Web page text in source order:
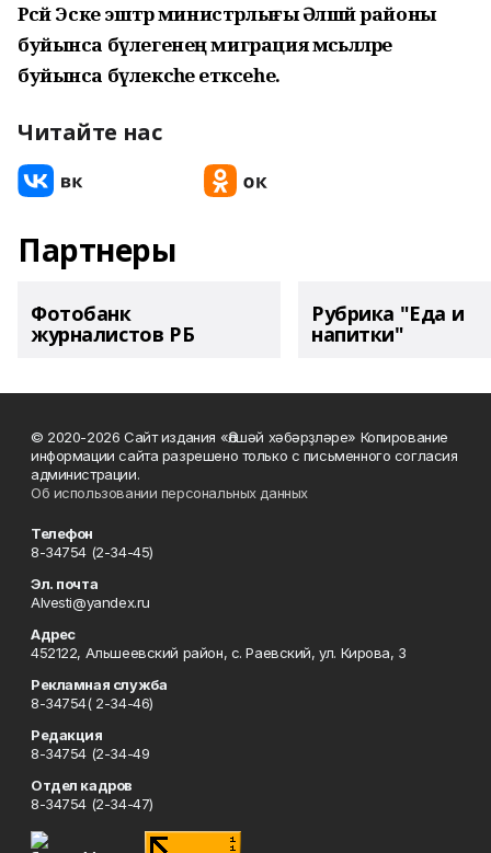
Рәсәй Эске эштәр министрлығы Әлшәй районы
буйынса бүлегенең миграция мәсьәләләре
буйынса бүлексәһе етәксеһе.
Читайте нас
Партнеры
Фотобанк
журналистов РБ
Рубрика "Еда и
напитки"
© 2020-2026 Сайт издания «Әлшәй хәбәрҙләре» Копирование
информации сайта разрешено только с письменного согласия
администрации.
Об использовании персональных данных
Телефон
8-34754 (2-34-45)
Эл. почта
Alvesti@yandex.ru
Адрес
452122, Альшеевский район, с. Раевский, ул. Кирова, 3
Рекламная служба
8-34754( 2-34-46)
Редакция
8-34754 (2-34-49
Отдел кадров
8-34754 (2-34-47)